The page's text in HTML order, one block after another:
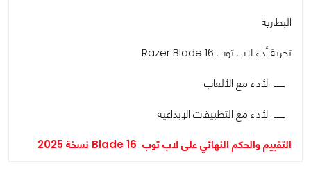
البطارية
تجربة أداء لاب توب Razer Blade 16
الأداء مع الألعاب
الأداء مع التطبيقات الإبداعية
التقييم والحكم النهائي على لاب توب Blade 16 نسخة 2025